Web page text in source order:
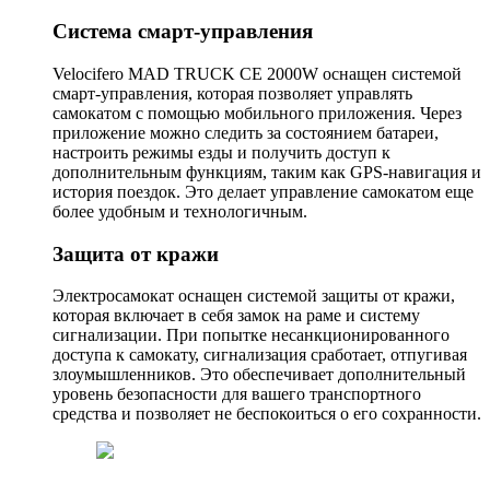
Система смарт-управления
Velocifero MAD TRUCK CE 2000W оснащен системой
смарт-управления, которая позволяет управлять
самокатом с помощью мобильного приложения. Через
приложение можно следить за состоянием батареи,
настроить режимы езды и получить доступ к
дополнительным функциям, таким как GPS-навигация и
история поездок. Это делает управление самокатом еще
более удобным и технологичным.
Защита от кражи
Электросамокат оснащен системой защиты от кражи,
которая включает в себя замок на раме и систему
сигнализации. При попытке несанкционированного
доступа к самокату, сигнализация сработает, отпугивая
злоумышленников. Это обеспечивает дополнительный
уровень безопасности для вашего транспортного
средства и позволяет не беспокоиться о его сохранности.